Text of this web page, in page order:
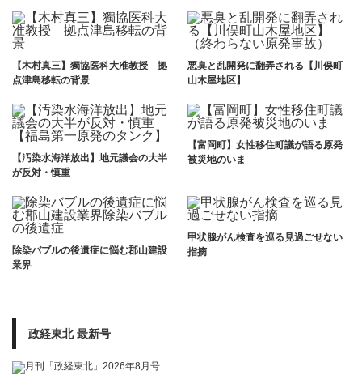
【木村真三】獨協医科大准教授 拠
点津島移転の背景
悪臭と乱開発に翻弄される【川俣町
山木屋地区】
【汚染水海洋放出】地元議会の大半
が反対・慎重
【富岡町】女性移住町議が語る原発
被災地のいま
除染バブルの後遺症に悩む郡山建設
業界
甲状腺がん検査を巡る見過ごせない
指摘
政経東北 最新号